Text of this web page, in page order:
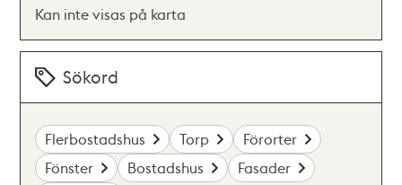
Kan inte visas på karta
Sökord
Flerbostadshus Torp
Förorter
Fönster
Bostadshus
Fasader